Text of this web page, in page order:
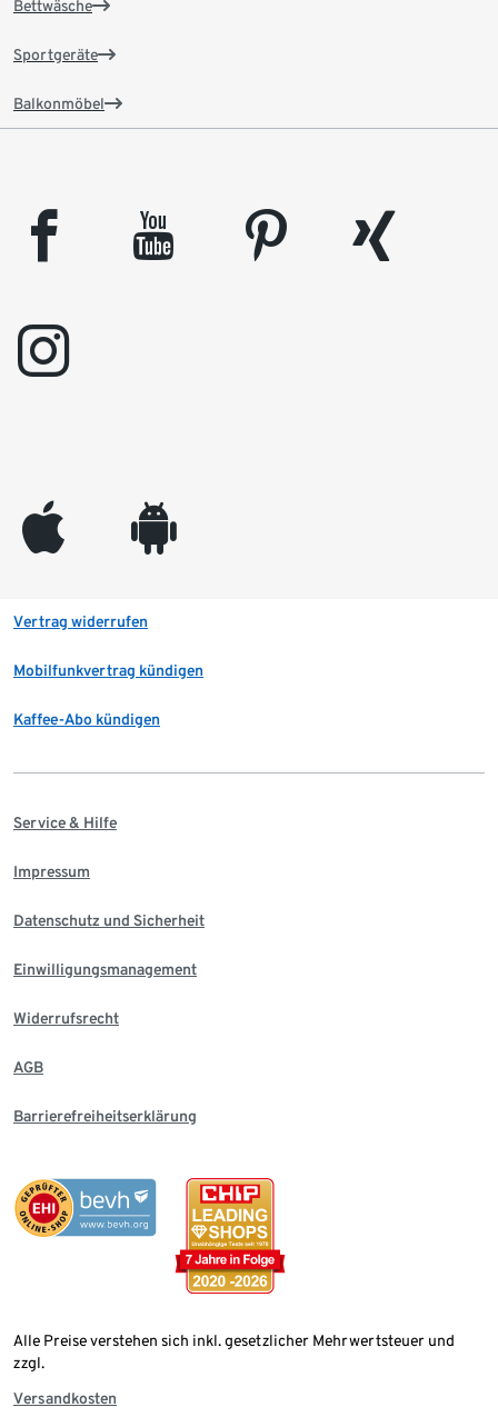
Bettwäsche
Sportgeräte
Balkonmöbel
facebook youtube pinterest
xing
instagram
appleinc android
Vertrag widerrufen
Mobilfunkvertrag kündigen
Kaffee-Abo kündigen
Service & Hilfe
Impressum
Datenschutz und Sicherheit
Einwilligungsmanagement
Widerrufsrecht
AGB
Barrierefreiheitserklärung
Alle Preise verstehen sich inkl. gesetzlicher Mehrwertsteuer und
zzgl.
Versandkosten